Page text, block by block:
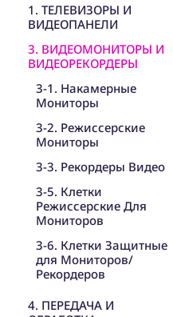
1. ТЕЛЕВИЗОРЫ И
ВИДЕОПАНЕЛИ
3. ВИДЕОМОНИТОРЫ И
ВИДЕОРЕКОРДЕРЫ
3-1. Накамерные
Мониторы
3-2. Режиссерские
Мониторы
3-3. Рекордеры Видео
3-5. Клетки
Режиссерские Для
Мониторов
3-6. Клетки Защитные
для Мониторов/
Рекордеров
4. ПЕРЕДАЧА И